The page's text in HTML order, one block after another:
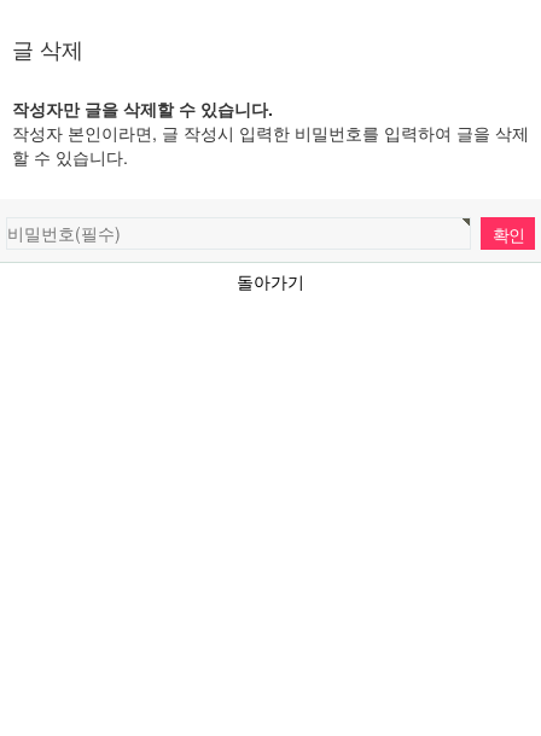
글 삭제
작성자만 글을 삭제할 수 있습니다.
작성자 본인이라면, 글 작성시 입력한 비밀번호를 입력하여 글을 삭제
할 수 있습니다.
돌아가기